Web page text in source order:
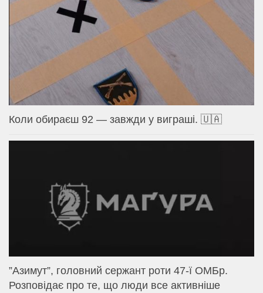
Коли обираєш 92 — завжди у виграші. 🇺🇦
⁨”Азимут”, головний сержант роти 47-ї ОМБр.
Розповідає про те, що люди все активніше